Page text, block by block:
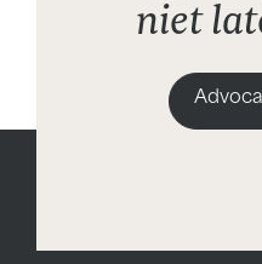
niet